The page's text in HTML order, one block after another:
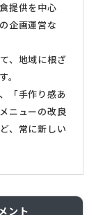
提供を中心
企画運営な
、地域に根ざ
「手作り感あ
ニューの改良
、常に新しい
ント